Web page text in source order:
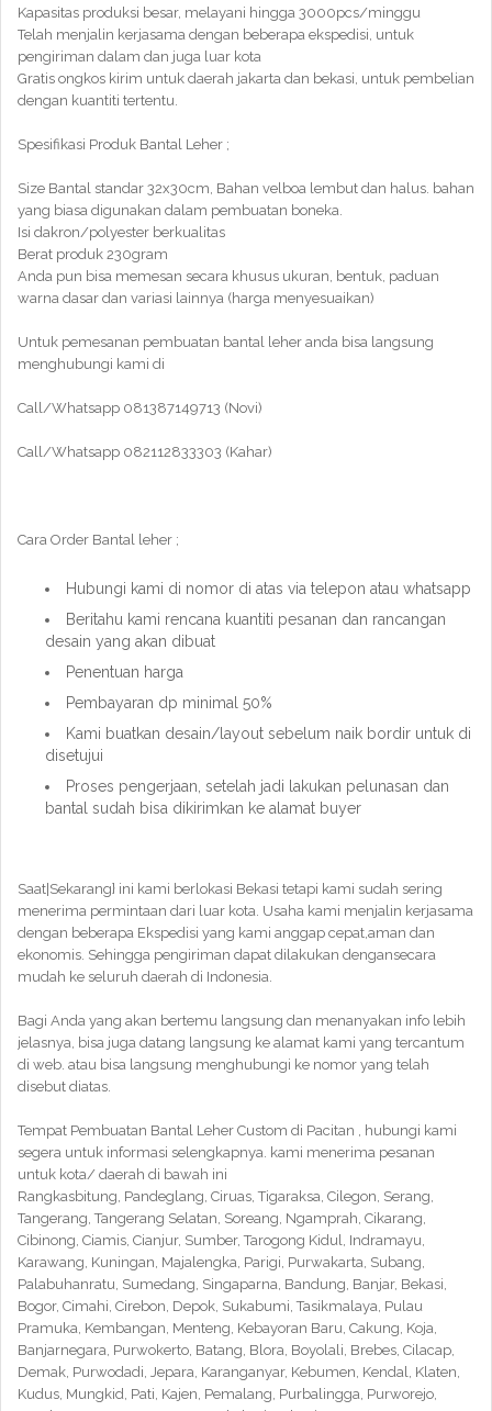
Kapasitas produksi besar, melayani hingga 3000pcs/minggu
Telah menjalin kerjasama dengan beberapa ekspedisi, untuk
pengiriman dalam dan juga luar kota
Gratis ongkos kirim untuk daerah jakarta dan bekasi, untuk pembelian
dengan kuantiti tertentu.
Spesifikasi Produk Bantal Leher ;
Size Bantal standar 32x30cm, Bahan velboa lembut dan halus. bahan
yang biasa digunakan dalam pembuatan boneka.
Isi dakron/polyester berkualitas
Berat produk 230gram
Anda pun bisa memesan secara khusus ukuran, bentuk, paduan
warna dasar dan variasi lainnya (harga menyesuaikan)
Untuk pemesanan pembuatan bantal leher anda bisa langsung
menghubungi kami di
Call/Whatsapp 081387149713 (Novi)
Call/Whatsapp 082112833303 (Kahar)
Cara Order Bantal leher ;
Hubungi kami di nomor di atas via telepon atau whatsapp
Beritahu kami rencana kuantiti pesanan dan rancangan
desain yang akan dibuat
Penentuan harga
Pembayaran dp minimal 50%
Kami buatkan desain/layout sebelum naik bordir untuk di
disetujui
Proses pengerjaan, setelah jadi lakukan pelunasan dan
bantal sudah bisa dikirimkan ke alamat buyer
Saat|Sekarang} ini kami berlokasi Bekasi tetapi kami sudah sering
menerima permintaan dari luar kota. Usaha kami menjalin kerjasama
dengan beberapa Ekspedisi yang kami anggap cepat,aman dan
ekonomis. Sehingga pengiriman dapat dilakukan dengansecara
mudah ke seluruh daerah di Indonesia.
Bagi Anda yang akan bertemu langsung dan menanyakan info lebih
jelasnya, bisa juga datang langsung ke alamat kami yang tercantum
di web. atau bisa langsung menghubungi ke nomor yang telah
disebut diatas.
Tempat Pembuatan Bantal Leher Custom di Pacitan , hubungi kami
segera untuk informasi selengkapnya. kami menerima pesanan
untuk kota/ daerah di bawah ini
Rangkasbitung, Pandeglang, Ciruas, Tigaraksa, Cilegon, Serang,
Tangerang, Tangerang Selatan, Soreang, Ngamprah, Cikarang,
Cibinong, Ciamis, Cianjur, Sumber, Tarogong Kidul, Indramayu,
Karawang, Kuningan, Majalengka, Parigi, Purwakarta, Subang,
Palabuhanratu, Sumedang, Singaparna, Bandung, Banjar, Bekasi,
Bogor, Cimahi, Cirebon, Depok, Sukabumi, Tasikmalaya, Pulau
Pramuka, Kembangan, Menteng, Kebayoran Baru, Cakung, Koja,
Banjarnegara, Purwokerto, Batang, Blora, Boyolali, Brebes, Cilacap,
Demak, Purwodadi, Jepara, Karanganyar, Kebumen, Kendal, Klaten,
Kudus, Mungkid, Pati, Kajen, Pemalang, Purbalingga, Purworejo,